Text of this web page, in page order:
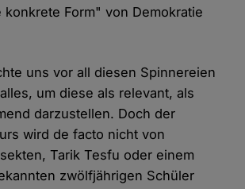
Form" von Demokratie
uns vor all diesen Spinnereien
um diese als relevant, als
darzustellen. Doch der
wird de facto nicht von
Tarik Tesfu oder einem
zwölfjährigen Schüler